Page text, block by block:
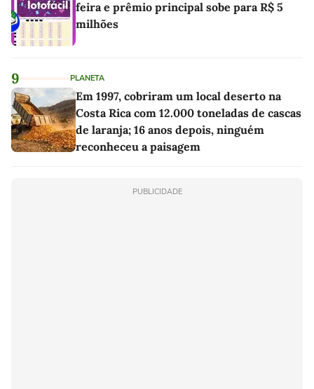
feira e prêmio principal sobe para R$ 5
milhões
9 PLANETA
Em 1997, cobriram um local deserto na
Costa Rica com 12.000 toneladas de cascas
de laranja; 16 anos depois, ninguém
reconheceu a paisagem
PUBLICIDADE